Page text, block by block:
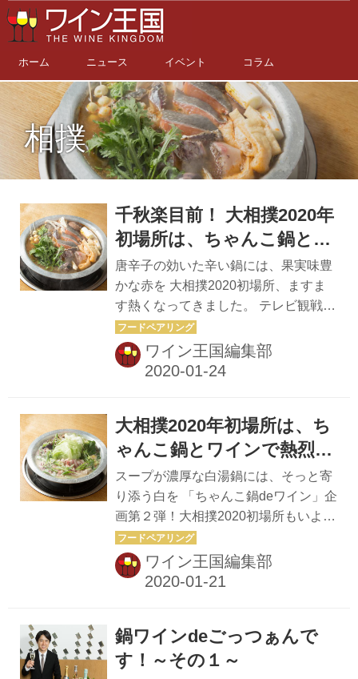
ホーム ニュース イベント コラム
相撲
千秋楽目前！ 大相撲2020年
初場所は、ちゃんこ鍋とワ
インで熱烈応援！ ～その３
～
唐辛子の効いた辛い鍋には、果実味豊
かな赤を 大相撲2020初場所、ますま
す熱くなってきました。 テレビ観戦は
ぜひ鍋とワインで！ コクと辛味が後を
引き、たまらなく美味しい「韓国風辛
味鍋」。青唐辛子、ニラ、ゴマ、長ネ
ソ。辛くて旨い！）を鶏ガラだしに溶
かしたスープがベース。ここに真鯛、
介類と、豆腐に葉野菜、キノコ類など
を入れて煮込む。魚介のミネラル分、
旨味がたっぷり溶け込んだ鍋。でもこ
の辛味にワイン、合うの！？田邉さ
ん。 ＜田邉＞ 合います！ 僕はキムチ
にワイン、合うと思いますので。この
ワイン王国編集部
大相撲2020年初場所は、ち
ゃんこ鍋とワインで熱烈応
援！ ～その２～
スープが濃厚な白湯鍋には、そっと寄
り添う白を 「ちゃんこ鍋deワイン」企
画第２弾！大相撲2020初場所もいよい
よ佳境。優勝力士予想も面白くなって
きました！ ２品目のちゃんこ鍋は「虎
ふぐ薬膳白湯鍋」。前回は王道の鶏ガ
プがベース。ニンニクとショウガで香
りを付けけ、草果、赤ナツメ、クコの
ワイン王国編集部
鍋ワインdeごっつぁんで
す！～その１～